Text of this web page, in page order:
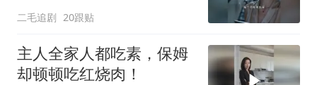
二毛追剧 20跟贴
主人全家人都吃素，保姆
却顿顿吃红烧肉！